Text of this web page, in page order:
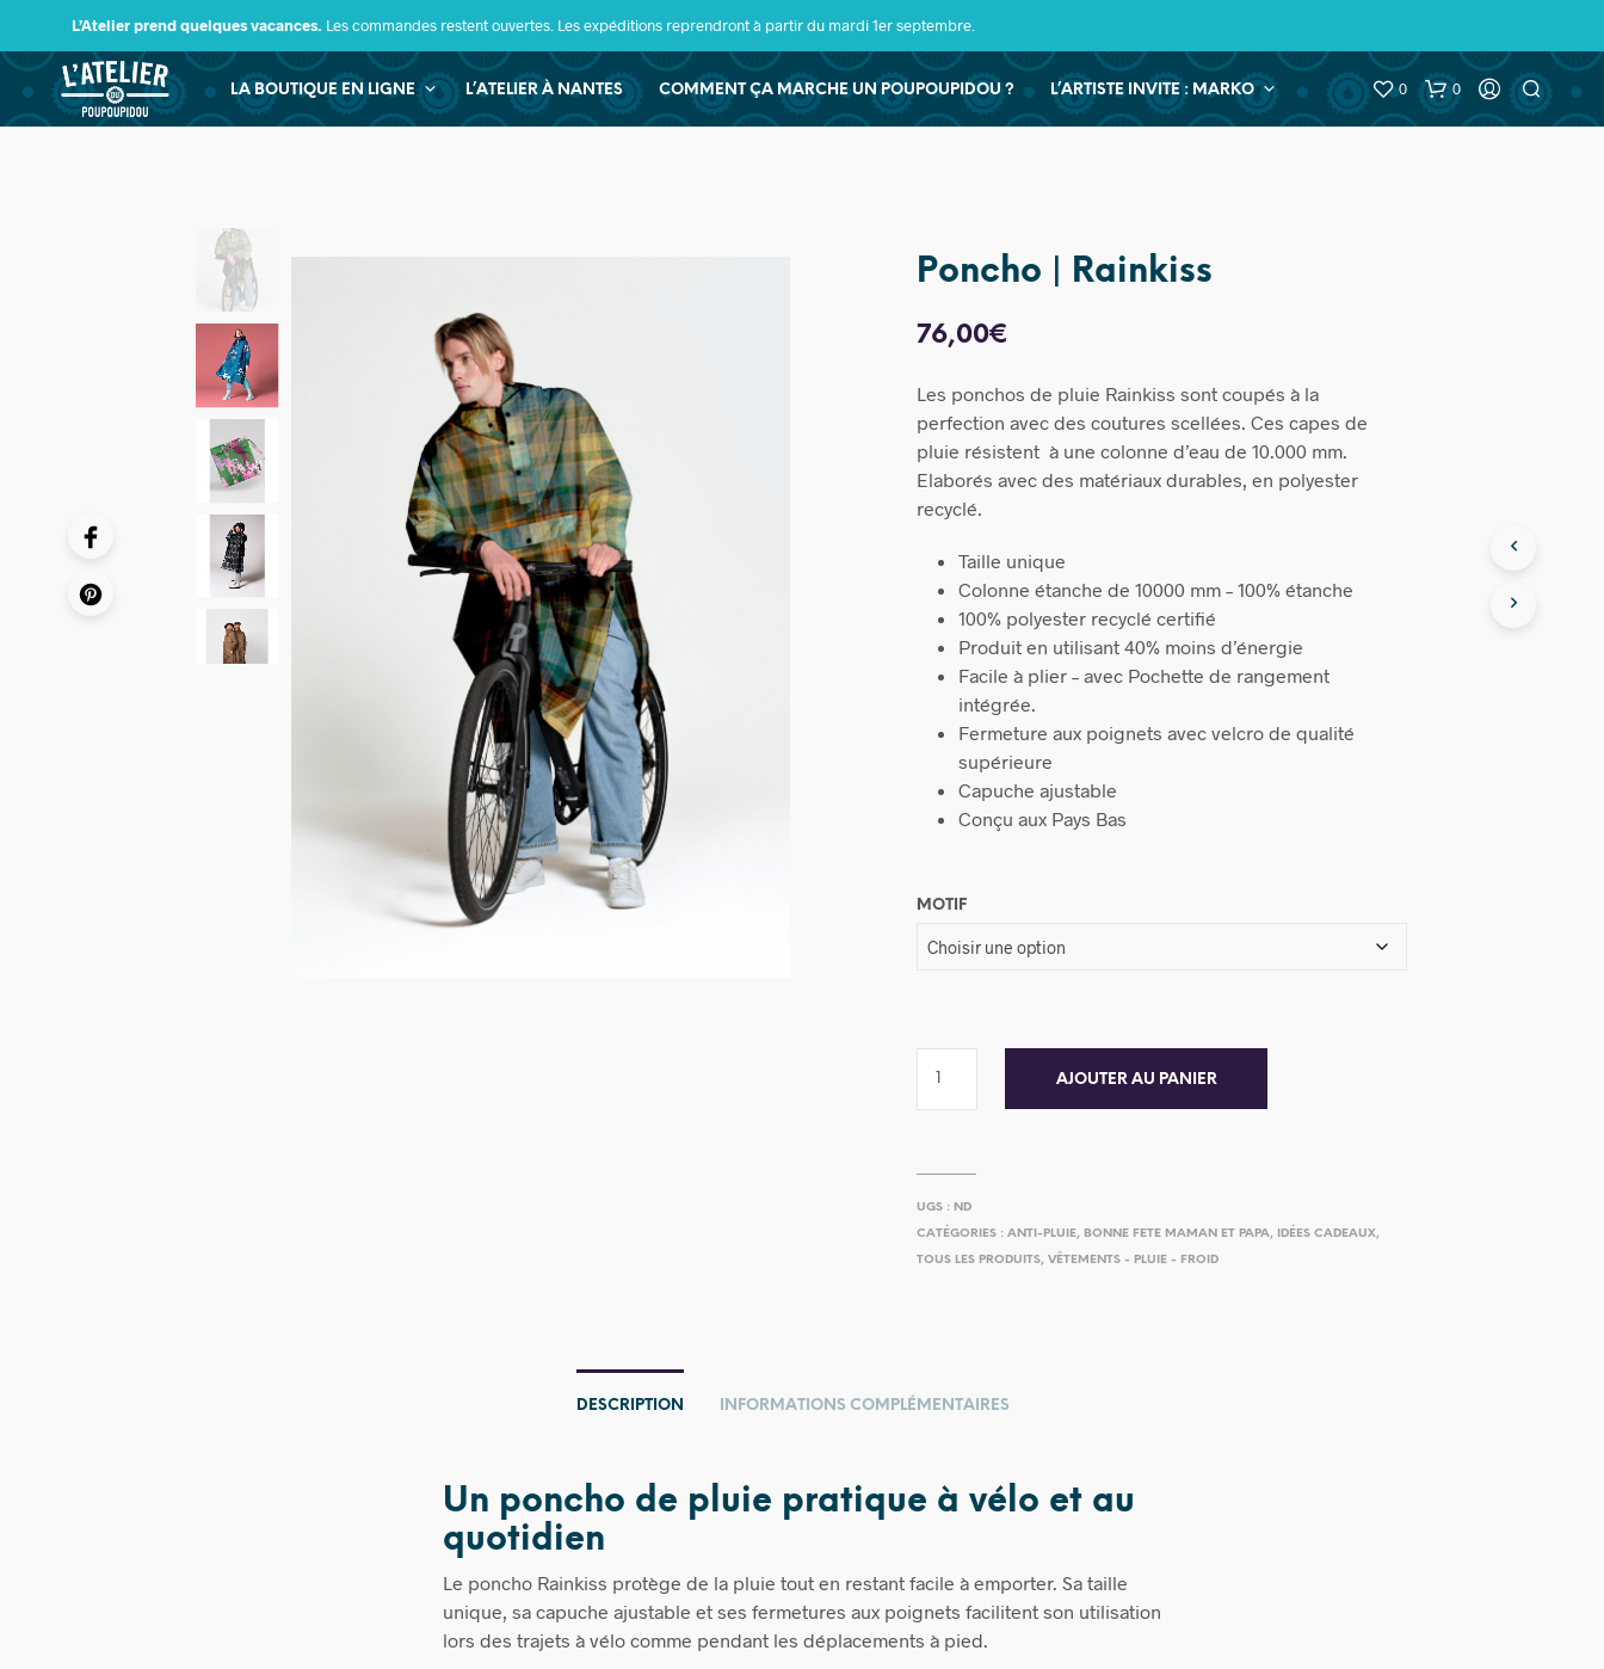
L’Atelier prend quelques vacances. Les commandes restent ouvertes. Les expéditions reprendront à partir du mardi 1er septembre.
LA BOUTIQUE EN LIGNE L’ATELIER À NANTES COMMENT ÇA MARCHE UN POUPOUPIDOU ? L’ARTISTE INVITE : MARKO 0 0
Poncho | Rainkiss
76,00€
Les ponchos de pluie Rainkiss sont coupés à la
perfection avec des coutures scellées. Ces capes de
pluie résistent à une colonne d’eau de 10.000 mm.
Elaborés avec des matériaux durables, en polyester
recyclé.
Taille unique
Colonne étanche de 10000 mm – 100% étanche
100% polyester recyclé certifié
Produit en utilisant 40% moins d’énergie
Facile à plier – avec Pochette de rangement
intégrée.
Fermeture aux poignets avec velcro de qualité
supérieure
Capuche ajustable
Conçu aux Pays Bas
MOTIF
AJOUTER AU PANIER
UGS : ND
CATÉGORIES :ANTI-PLUIE, BONNE FETE MAMAN ET PAPA, IDÉES CADEAUX,
TOUS LES PRODUITS,VÊTEMENTS - PLUIE - FROID
DESCRIPTION INFORMATIONS COMPLÉMENTAIRES
Un poncho de pluie pratique à vélo et au
quotidien
Le poncho Rainkiss protège de la pluie tout en restant facile à emporter. Sa taille
unique, sa capuche ajustable et ses fermetures aux poignets facilitent son utilisation
lors des trajets à vélo comme pendant les déplacements à pied.